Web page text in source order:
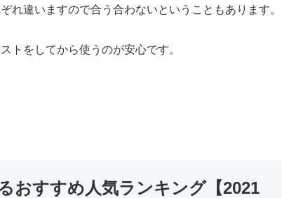
れ違いますので合う合わないということもあります。
トをしてから使うのが安心です。
おすすめ人気ランキング【2021